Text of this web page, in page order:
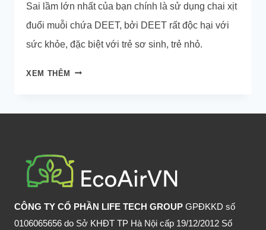
Sai lầm lớn nhất của bạn chính là sử dụng chai xịt
đuổi muỗi chứa DEET, bởi DEET rất độc hại với
sức khỏe, đặc biệt với trẻ sơ sinh, trẻ nhỏ.
XEM THÊM NGUY
DÙNG
ĐUỔI
MUỖI
CHỨA
DEET
CÔNG TY CỔ PHẦN LIFE TECH GROUP GPĐKKD số
0106065656 do Sở KHĐT TP Hà Nội cấp 19/12/2012 Số